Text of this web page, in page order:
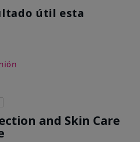
útil esta
and Skin Care